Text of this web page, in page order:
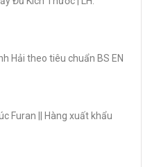
Hải theo tiêu chuẩn BS EN
Furan || Hàng xuất khẩu